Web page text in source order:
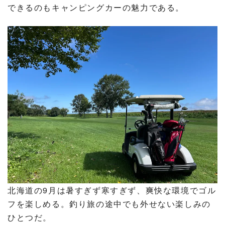
できるのもキャンピングカーの魅力である。
北海道の9月は暑すぎず寒すぎず、爽快な環境でゴル
フを楽しめる。釣り旅の途中でも外せない楽しみの
ひとつだ。